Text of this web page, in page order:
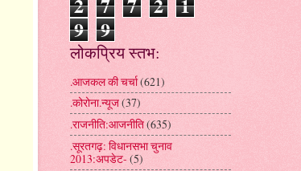
9 9
लोकप्रिय स्तभ:
.आजकल की चर्चा(621)
.कोरोना.न्यूज(37)
.राजनीति:आजनीति(635)
.सूरतगढ़: विधानसभा चुनाव
2013:अपडेट- (5)